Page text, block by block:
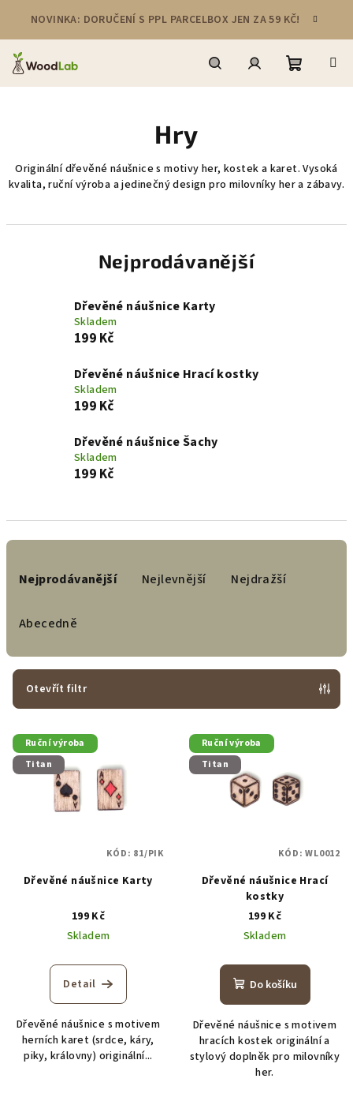
obsah
NOVINKA: DORUČENÍ S PPL PARCELBOX JEN ZA 59 KČ!
HledatPřihlášeníNákupní
Hry
Originální dřevěné náušnice s motivy her, kostek a karet. Vysoká
kvalita, ruční výroba a jedinečný design pro milovníky her a zábavy.
Nejprodávanější
Dřevěné náušnice Karty
Skladem
199 Kč
Dřevěné náušnice Hrací kostky
Skladem
199 Kč
Dřevěné náušnice Šachy
Skladem
199 Kč
r
o
d
u
Nejprodávanější Nejlevnější Nejdražší
Abecedně
Otevřít filtr
V
ý
p
Ruční výroba
Titan
Dřevěné náušnice Karty
199 Kč
Skladem
Detail
Dřevěné náušnice s motivem
herních karet (srdce, káry,
piky, královny) originální...
KÓD: 81/PIK
Ruční výroba
Titan
Dřevěné náušnice Hrací
kostky
199 Kč
Skladem
Do košíku
Dřevěné náušnice s motivem
hracích kostek originální a
stylový doplněk pro milovníky
her.
KÓD:WL0012